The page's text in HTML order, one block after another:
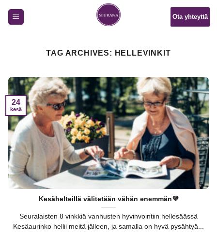
Ota yhteyttä
TAG ARCHIVES: HELLEVINKIT
Kesähelteillä välitetään vähän enemmän💜
Seuralaisten 8 vinkkiä vanhusten hyvinvointiin hellesäässä
Kesäaurinko hellii meitä jälleen, ja samalla on hyvä pysähtyä...
24
kesä